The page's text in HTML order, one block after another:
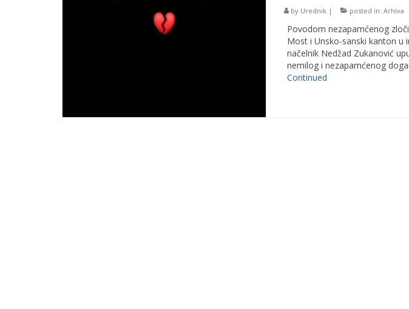
by Urednik| posted in: Arhiva
Povodom nezapamćenog
Most i Unsko-sanski kanton u
načelnik Nedžad Zukanović
nemilog i nezapamćenog
Continued